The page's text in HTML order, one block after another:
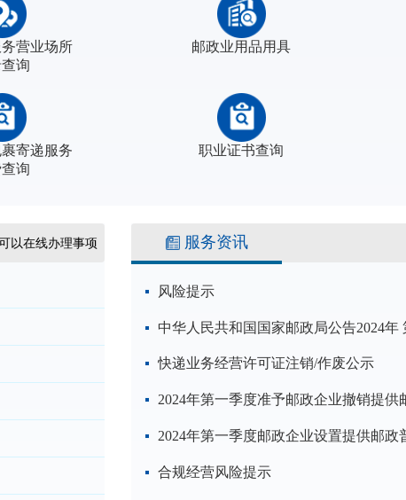
营业场所
询
邮政业用品用具
寄递服务
询
职业证书查询
以在线办理事项 服务资讯
风险提示
中华人民共和国国家邮政局公告2024年
快递业务经营许可证注销/作废公示
合规经营风险提示